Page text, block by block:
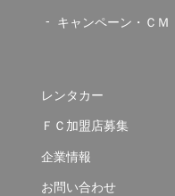
キャンペーン・ＣＭ
レンタカー
ＦＣ加盟店募集
企業情報
お問い合わせ